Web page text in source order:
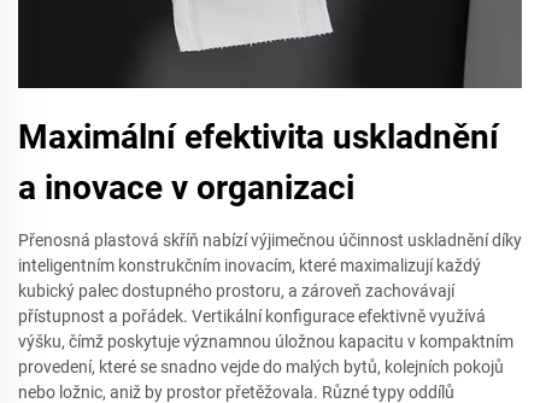
Maximální efektivita uskladnění
a inovace v organizaci
Přenosná plastová skříň nabízí výjimečnou účinnost uskladnění díky
inteligentním konstrukčním inovacím, které maximalizují každý
kubický palec dostupného prostoru, a zároveň zachovávají
přístupnost a pořádek. Vertikální konfigurace efektivně využívá
výšku, čímž poskytuje významnou úložnou kapacitu v kompaktním
provedení, které se snadno vejde do malých bytů, kolejních pokojů
nebo ložnic, aniž by prostor přetěžovala. Různé typy oddílů